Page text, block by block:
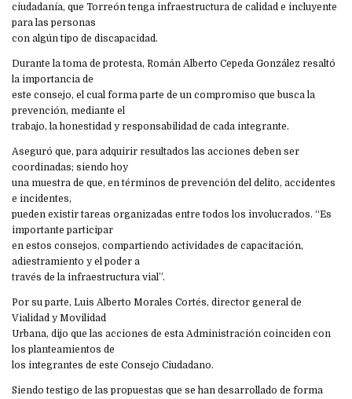
ciudadanía, que Torreón tenga infraestructura de calidad e incluyente
para las personas
con algún tipo de discapacidad.
Durante la toma de protesta, Román Alberto Cepeda González resaltó
la importancia de
este consejo, el cual forma parte de un compromiso que busca la
prevención, mediante el
trabajo, la honestidad y responsabilidad de cada integrante.
Aseguró que, para adquirir resultados las acciones deben ser
coordinadas; siendo hoy
una muestra de que, en términos de prevención del delito, accidentes
e incidentes,
pueden existir tareas organizadas entre todos los involucrados. “Es
importante participar
en estos consejos, compartiendo actividades de capacitación,
adiestramiento y el poder a
través de la infraestructura vial”.
Por su parte, Luis Alberto Morales Cortés, director general de
Vialidad y Movilidad
Urbana, dijo que las acciones de esta Administración coinciden con
los planteamientos de
los integrantes de este Consejo Ciudadano.
Siendo testigo de las propuestas que se han desarrollado de forma